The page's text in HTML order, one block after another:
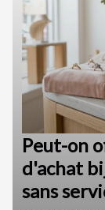
Peut-on
d'achat
sans